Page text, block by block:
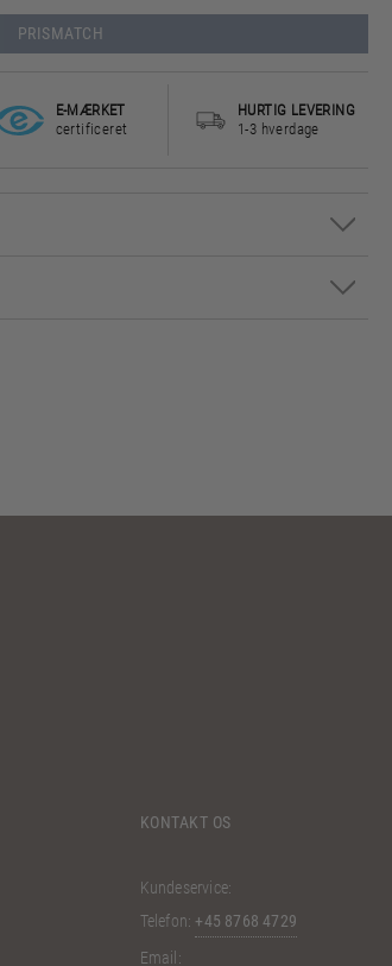
PRISMATCH
E-MÆRKET
certificeret
HURTIG LEVERING
1-3 hverdage
KONTAKT OS
Kundeservice:
Telefon: +45 8768 4729
Email: